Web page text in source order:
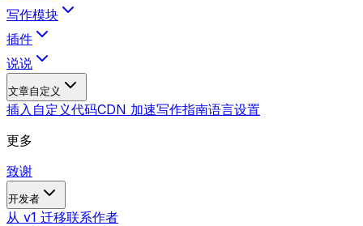
写作模块
插件
说说
文章自定义
插入自定义代码CDN 加速写作指南语言设置
更多
致谢
开发者
从 v1 迁移联系作者